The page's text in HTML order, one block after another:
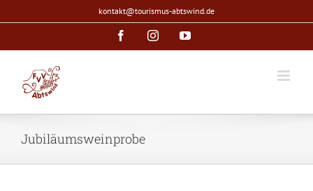
Inhalt
kontakt@tourismus-abtswind.de
FacebookInstagramYouTube
Jubiläumsweinprobe